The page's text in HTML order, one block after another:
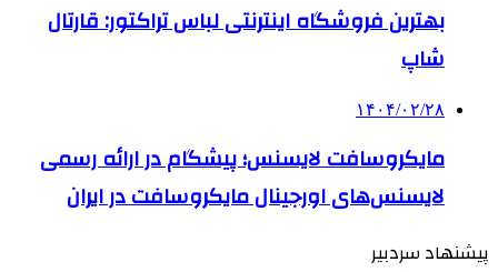
بهترین فروشگاه اینترنتی لباس تراکتور: قارتال
شاپ
۱۴۰۴/۰۲/۲۸
مایکروسافت لایسنس؛ پیشگام در ارائه رسمی
لایسنس‌های اورجینال مایکروسافت در ایران
پیشنهاد سردبیر